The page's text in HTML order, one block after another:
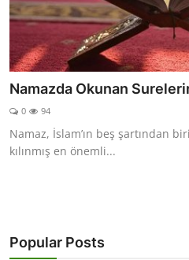
DESTEKLİYORUM
SURELER
NAMAZ
DUALAR
KİMDİR?
KISSADAN HİSSE
Namazda Okunan
0 94
Namaz, İslam’ın beş şartından
kılınmış en önemli...
Popular Posts